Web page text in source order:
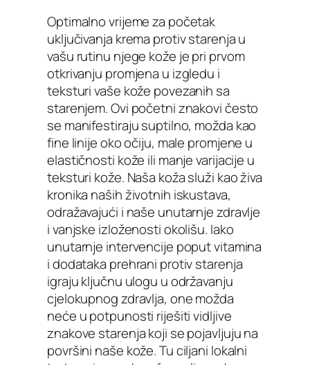
Optimalno vrijeme za početak
uključivanja krema protiv starenja u
vašu rutinu njege kože je pri prvom
otkrivanju promjena u izgledu i
teksturi vaše kože povezanih sa
starenjem. Ovi početni znakovi često
se manifestiraju suptilno, možda kao
fine linije oko očiju, male promjene u
elastičnosti kože ili manje varijacije u
teksturi kože. Naša koža služi kao živa
kronika naših životnih iskustava,
odražavajući i naše unutarnje zdravlje
i vanjske izloženosti okolišu. Iako
unutarnje intervencije poput vitamina
i dodataka prehrani protiv starenja
igraju ključnu ulogu u održavanju
cjelokupnog zdravlja, one možda
neće u potpunosti riješiti vidljive
znakove starenja koji se pojavljuju na
površini naše kože. Tu ciljani lokalni